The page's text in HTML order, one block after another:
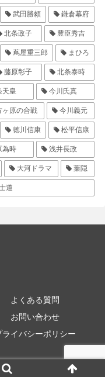
武田勝頼 鎌倉幕府
北条政子 豊臣秀吉
蔦屋重三郎 まひろ
藤原彰子 北条泰時
天皇 今川氏真
ヶ原の合戦 今川義元
徳川信康 松平信康
為時 浅井長政
大河ドラマ 葉隠
道
よくある質問
お問い合わせ
ライバシーポリシー